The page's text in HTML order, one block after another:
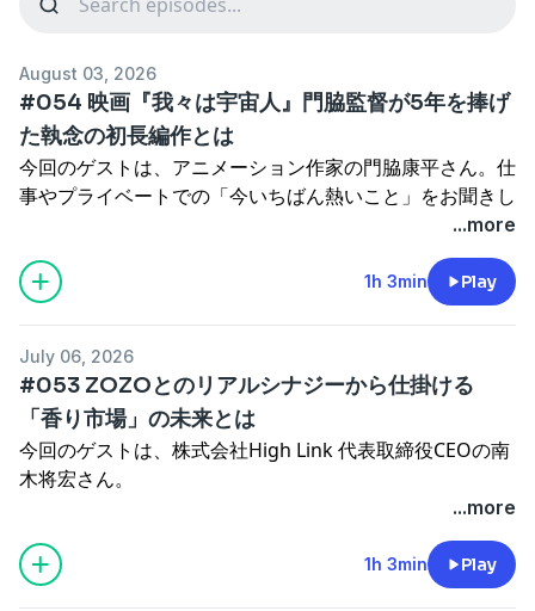
August 03, 2026
#054 映画『我々は宇宙人』門脇監督が5年を捧げ
た執念の初長編作とは
今回のゲストは、アニメーション作家の門脇康平さん。仕
事やプライベートでの「今いちばん熱いこと」をお聞きし
●エピソード詳細
・5年越しの構想と観客の感情を揺さぶる圧倒的情報量
・監督・作画監督・美術監督を兼任、完璧な画面世界を提
示するための決断
・AI時代における「短期的な非合理と長期的な合理」への
出資哲学
・5年分の情熱を1本に結実させた執念
・「作品」が「自分が生きる現実」へ流れ込む仕掛け
・世界共通の「気まずさ」と「幼少期の記憶」の引き出し
・人々の栄養分・日常の一部となる作品へ
・クリエイターとして自らの恥ずかしい部分を脱ぎ捨てる
...more
1h 3min Play
July 06, 2026
#053 ZOZOとのリアルシナジーから仕掛ける
「香り市場」の未来とは
今回のゲストは、株式会社High Link 代表取締役CEOの南
木将宏さん。
仕事やプライベートでの「今いちばん熱いこと」をお聞き
●エピソード詳細
...more
1h 3min Play